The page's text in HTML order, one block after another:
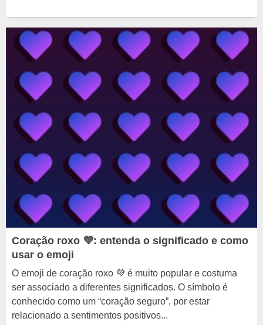
Coração roxo 💜: entenda o significado e como
usar o emoji
O emoji de coração roxo 💜 é muito popular e costuma
ser associado a diferentes significados. O símbolo é
conhecido como um “coração seguro”, por estar
relacionado a sentimentos positivos...